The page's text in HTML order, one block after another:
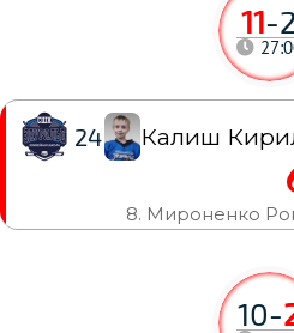
10-
11-2
24 Калиш
8. Мироненко